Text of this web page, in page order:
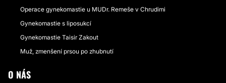
Operace gynekomastie u MUDr. Remeše v Chrudimi
Gynekomastie s liposukcí
Gynekomastie Taisir Zakout
Muž, zmenšení prsou po zhubnutí
O NÁS